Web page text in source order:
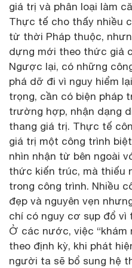
giá trị và phân loại làm
Thực tế cho thấy nhiều
từ thời Pháp thuộc,
dựng mới theo thức giả
Ngược lại, có những
phá dỡ đi vì nguy hiểm
trọng, cần có biện pháp
trường hợp, nhận dạng
thang giá trị. Thực tế
giá trị một công trình
nhìn nhận từ bên ngoài
thức kiến trúc, mà thiếu
trong công trình. Nhiều
đẹp và nguyên vẹn
chí có nguy cơ sụp đổ
Ở các nước, việc “khám
theo định kỳ, khi phát
người ta sẽ bổ sung hệ